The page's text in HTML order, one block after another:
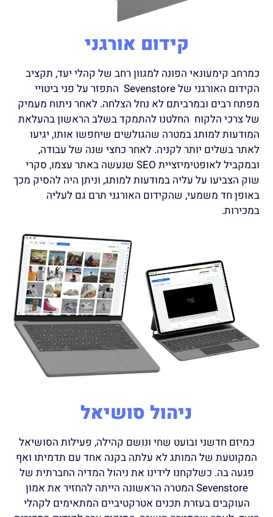
קידום אורגני
כמרחב קימעונאי הפונה למגוון רחב של קהלי יעד, תקציב
הקידום האורגני של Sevenstore התפזר על פני ביטויי
מפתח רבים ובמרביתם לא נחל הצלחה. לאחר ניתוח מעמיק
של צרכי הלקוח החלטנו להתמקד בשלב הראשון בהעלאת
המודעות למותג במטרה שהגולשים שיחפשו אותו, יגיעו
לאתר בשלים יותר לקניה. לאחר כחצי שנה של עבודה,
ובמקביל לאופטימיזציית SEO שנעשה באתר עצמו, סקרי
שוק הצביעו על עליה במודעות למותג, וניתן היה להסיק מכך
באופן חד משמעי, שהקידום האורגני תרם גם לעליה
במכירות.
ניהול סושיאל
כמיזם חדשני ובועט שחי ונושם קהילה, פעילות הסושיאל
המקוטעת של המותג לא עלתה בקנה אחד עם תדמיתו ואף
פגעה בה. כשלקחנו לידינו את ניהול המדיה החברתית של
Sevenstore המטרה הראשונה הייתה להחזיר את אמון
העוקבים בעזרת תכנים אטרקטיביים המתאימים לקהלי